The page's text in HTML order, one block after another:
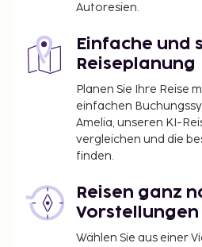
Autoresien.
Einfache und
Reiseplanung
Planen Sie Ihre Reise
einfachen
Amelia, unseren KI-
vergleichen und die
finden.
Reisen ganz
Vorstellungen
Wählen Sie aus einer